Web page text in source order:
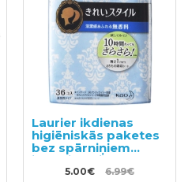
Laurier ikdienas
higiēniskās paketes
bez spārniņiem
jūtīgai ādai 14cm
36gab5.00€ 6.99€